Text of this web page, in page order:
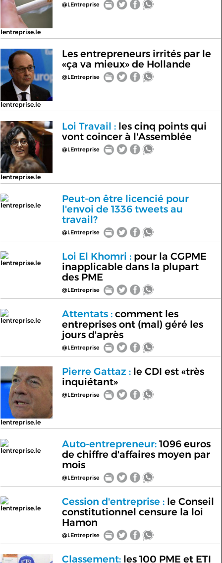
lentreprise.le
@LEntreprise
lentreprise.le
Les entrepreneurs irrités par le
«ça va mieux» de Hollande
@LEntreprise
lentreprise.le
Loi Travail :les cinq points qui
vont coincer à l'Assemblée
@LEntreprise
lentreprise.le
Peut-on être licencié pour
l'envoi de 1336 tweets au
travail?
@LEntreprise
lentreprise.le
Loi El Khomri :pour la CGPME
inapplicable dans la plupart
des PME
@LEntreprise
lentreprise.le
Attentats :comment les
entreprises ont (mal) géré les
jours d'après
@LEntreprise
lentreprise.le
Pierre Gattaz :le CDI est «très
inquiétant»
@LEntreprise
lentreprise.le
Auto-entrepreneur:1096 euros
de chiffre d'affaires moyen par
mois
@LEntreprise
lentreprise.le
Cession d'entreprise :le Conseil
constitutionnel censure la loi
Hamon
@LEntreprise
Classement:les 100 PME et ETI